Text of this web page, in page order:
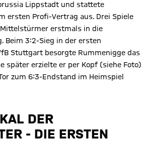
Lippstadt und stattete
ersten Profi-Vertrag aus. Drei Spiele
erstmals in die
Beim 3:2-Sieg in der ersten
Stuttgart besorgte Rummenigge das
später erzielte er per Kopf (siehe Foto)
zum 6:3-Endstand im Heimspiel
DER
- DIE ERSTEN